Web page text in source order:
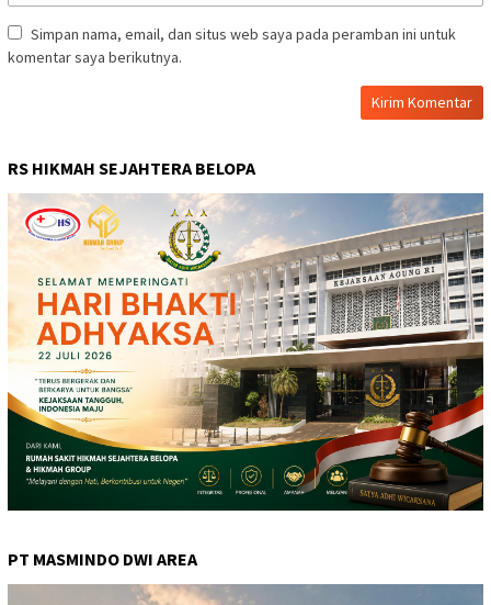
Simpan nama, email, dan situs web saya pada peramban ini untuk
komentar saya berikutnya.
RS HIKMAH SEJAHTERA BELOPA
PT MASMINDO DWI AREA